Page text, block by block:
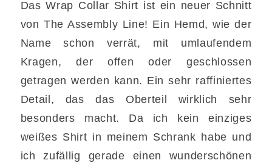
Das Wrap Collar Shirt ist ein neuer Schnitt
von The Assembly Line! Ein Hemd, wie der
Name schon verrät, mit umlaufendem
Kragen, der offen oder geschlossen
getragen werden kann. Ein sehr raffiniertes
Detail, das das Oberteil wirklich sehr
besonders macht. Da ich kein einziges
weißes Shirt in meinem Schrank habe und
ich zufällig gerade einen wunderschönen